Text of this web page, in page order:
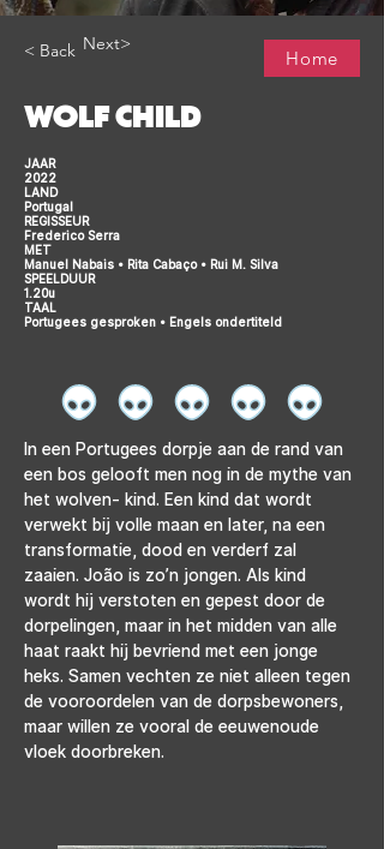
< Back Next>
Home
WOLF CHILD
JAAR
2022
LAND
Portugal
REGISSEUR
Frederico Serra
MET
Manuel Nabais • Rita Cabaço • Rui M. Silva
SPEELDUUR
1.20u
TAAL
Portugees gesproken • Engels ondertiteld
In een Portugees dorpje aan de rand van
een bos gelooft men nog in de mythe van
het wolven- kind. Een kind dat wordt
verwekt bij volle maan en later, na een
transformatie, dood en verderf zal
zaaien. João is zo’n jongen. Als kind
wordt hij verstoten en gepest door de
dorpelingen, maar in het midden van alle
haat raakt hij bevriend met een jonge
heks. Samen vechten ze niet alleen tegen
de vooroordelen van de dorpsbewoners,
maar willen ze vooral de eeuwenoude
vloek doorbreken.